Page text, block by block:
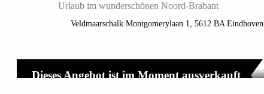
Urlaub im wunderschönen Noord-Brabant
Veldmaarschalk Montgomerylaan 1, 5612 BA Eindhoven
Dieses Angebot ist im Moment ausverkauft